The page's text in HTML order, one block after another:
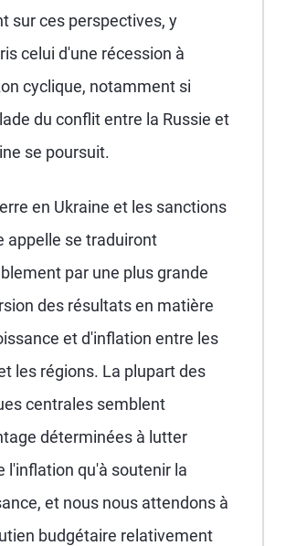
sur ces perspectives, y
celui d'une récession à
cyclique, notamment si
du conflit entre la Russie et
se poursuit.
en Ukraine et les sanctions
appelle se traduiront
par une plus grande
des résultats en matière
et d'inflation entre les
les régions. La plupart des
centrales semblent
déterminées à lutter
l'inflation qu'à soutenir la
et nous nous attendons à
budgétaire relativement